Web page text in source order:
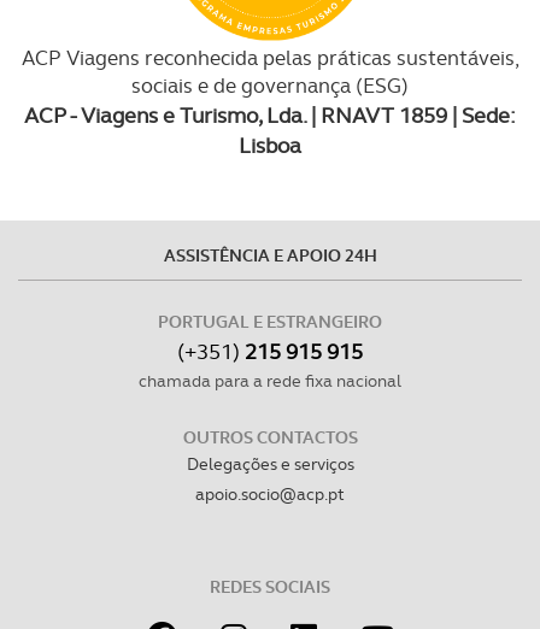
ACP Viagens reconhecida pelas práticas sustentáveis,
sociais e de governança (ESG)
ACP - Viagens e Turismo, Lda. | RNAVT 1859 | Sede:
Lisboa
ASSISTÊNCIA E APOIO 24H
PORTUGAL E ESTRANGEIRO
(+351) 215 915 915
chamada para a rede fixa nacional
OUTROS CONTACTOS
Delegações e serviços
apoio.socio@acp.pt
REDES SOCIAIS